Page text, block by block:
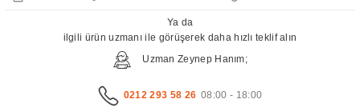
Ya da
ilgili ürün uzmanı ile görüşerek daha hızlı teklif alın
Uzman Zeynep Hanım;
0212 293 58 26 08:00 - 18:00